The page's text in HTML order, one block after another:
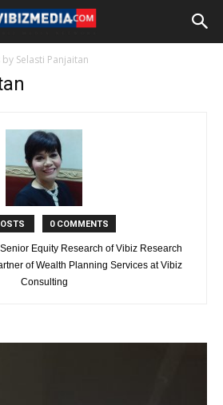
by Selasti Panjaitan
0 COMMENTS
Equity Research of Vibiz Research
of Wealth Planning Services at Vibiz
Consulting